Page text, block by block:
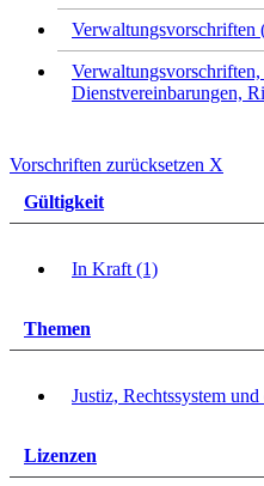
Verwaltungsvorschriften
Dienstvereinbarungen,
Vorschriften zurücksetzen X
Gültigkeit
In Kraft (1)
Themen
Justiz, Rechtssystem
Lizenzen